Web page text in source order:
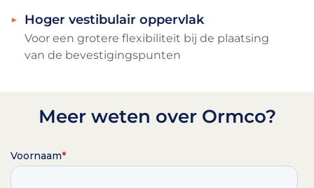
Hoger vestibulair oppervlak
Voor een grotere flexibiliteit bij de plaatsing
van de bevestigingspunten
Meer weten over Ormco?